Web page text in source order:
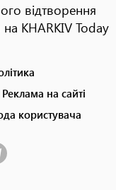
відтворення
на KHARKIV Today
Реклама на сайті
користувача